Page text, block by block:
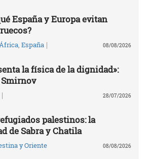
España y Europa evitan
, España | 08/08/2026
la física de la dignidad»:
| 28/07/2026
palestinos: la
de Sabra y Chatila
y Oriente
08/08/2026